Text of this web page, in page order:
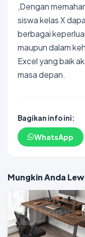
,Dengan
siswa kelas X
berbagai
maupun dalam
Excel yang baik
masa depan.
Bagikan info ini:
WhatsApp
Mungkin Anda